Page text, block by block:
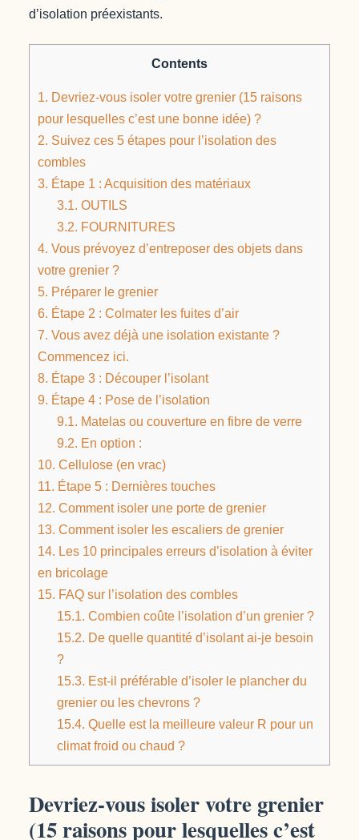
d’isolation préexistants.
Contents
1. Devriez-vous isoler votre grenier (15 raisons
pour lesquelles c’est une bonne idée) ?
2. Suivez ces 5 étapes pour l’isolation des
combles
3. Étape 1 : Acquisition des matériaux
3.1. OUTILS
3.2. FOURNITURES
4. Vous prévoyez d’entreposer des objets dans
votre grenier ?
5. Préparer le grenier
6. Étape 2 : Colmater les fuites d’air
7. Vous avez déjà une isolation existante ?
Commencez ici.
8. Étape 3 : Découper l’isolant
9. Étape 4 : Pose de l’isolation
9.1. Matelas ou couverture en fibre de verre
9.2. En option :
10. Cellulose (en vrac)
11. Étape 5 : Dernières touches
12. Comment isoler une porte de grenier
13. Comment isoler les escaliers de grenier
14. Les 10 principales erreurs d’isolation à éviter
en bricolage
15. FAQ sur l’isolation des combles
15.1. Combien coûte l’isolation d’un grenier ?
15.2. De quelle quantité d’isolant ai-je besoin
?
15.3. Est-il préférable d’isoler le plancher du
grenier ou les chevrons ?
15.4. Quelle est la meilleure valeur R pour un
climat froid ou chaud ?
Devriez-vous isoler votre grenier
(15 raisons pour lesquelles c’est